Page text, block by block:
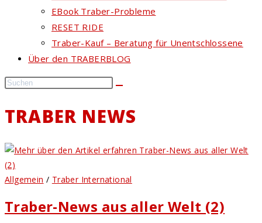
EBook Traber-Probleme
RESET RIDE
Traber-Kauf – Beratung für Unentschlossene
Über den TRABERBLOG
TRABER NEWS
Allgemein / Traber International
Traber-News aus aller Welt (2)